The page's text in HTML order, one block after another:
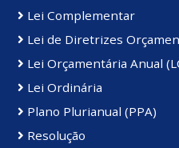
Lei Complementar
Lei de Diretrizes
Lei Orçamentária Anual
Lei Ordinária
Plano Plurianual (PPA)
Resolução